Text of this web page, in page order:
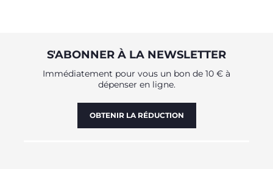
S'ABONNER À LA NEWSLETTER
Immédiatement pour vous un bon de 10 € à
dépenser en ligne.
OBTENIR LA RÉDUCTION